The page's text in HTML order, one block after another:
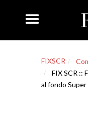
FIXSCR
FIX SCR ::
al fondo